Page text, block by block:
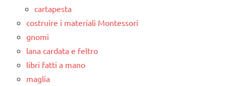
cartapesta
costruire i materiali Montessori
gnomi
lana cardata e feltro
libri fatti a mano
maglia